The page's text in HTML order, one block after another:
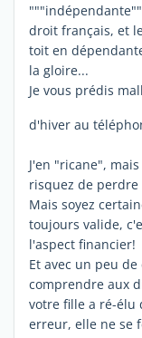
droit français, et
toit en
la gloire...
Je vous prédis
d'hiver au
J'en "ricane",
risquez de
Mais soyez
toujours valide,
l'aspect financier!
Et avec un peu
comprendre aux
votre fille a ré-élu
erreur, elle ne se